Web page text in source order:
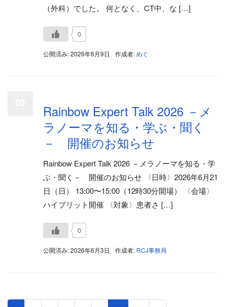
（外科）でした。 何となく、CT中、な […]
0
公開済み: 2026年6月9日 作成者:めぐ
Rainbow Expert Talk 2026 －メ
ラノーマを知る・学ぶ・聞く
－ 開催のお知らせ
Rainbow Expert Talk 2026 －メラノーマを知る・学
ぶ・聞く－ 開催のお知らせ 〈日時〉2026年6月21
日（日） 13:00〜15:00（12時30分開場） 〈会場〉
ハイブリット開催 〈対象〉患者さ […]
0
公開済み: 2026年6月3日 作成者: RCJ事務局